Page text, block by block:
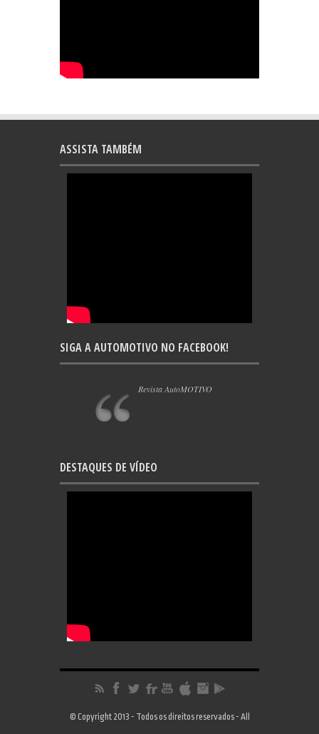
ASSISTA TAMBÉM
SIGA A AUTOMOTIVO NO FACEBOOK!
Revista AutoMOTIVO
DESTAQUES DE VÍDEO
© Copyright 2013 - Todos os direitos reservados - All